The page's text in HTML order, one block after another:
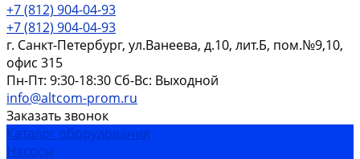
+7 (812) 904-04-93
+7 (812) 904-04-93
г. Санкт-Петербург, ул.Ванеева, д.10, лит.Б, пом.№9,10,
офис 315
Пн-Пт: 9:30-18:30 Cб-Вс: Выходной
info@altcom-prom.ru
Заказать звонок
Каталог оборудования
Насосы